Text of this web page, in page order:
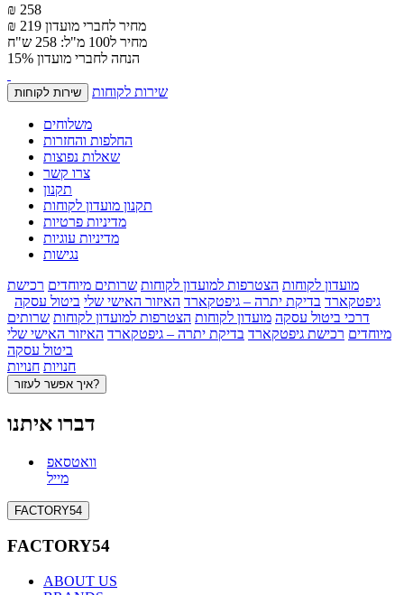
₪ 258
₪ 219 מחיר לחברי מועדון
מחיר ל100 מ"ל: 258 ש"ח
הנחה לחברי מועדון 15%
שירות לקוחות שירות לקוחות
משלוחים
החלפות והחזרות
שאלות נפוצות
צרו קשר
תקנון
תקנון מועדון לקוחות
מדיניות פרטיות
מדיניות עוגיות
נגישות
מועדון לקוחות הצטרפות למועדון לקוחות שרותים מיוחדים רכישת
גיפטקארד בדיקת יתרה – גיפטקארד האיזור האישי שלי ביטול עסקה
דרכי ביטול עסקה מועדון לקוחות הצטרפות למועדון לקוחות שרותים
מיוחדים רכישת גיפטקארד בדיקת יתרה – גיפטקארד האיזור האישי שלי
ביטול עסקה
חנויות חנויות
איך אפשר לעזור?
דברו איתנו
וואטסאפ
מייל
FACTORY54
FACTORY54
ABOUT US